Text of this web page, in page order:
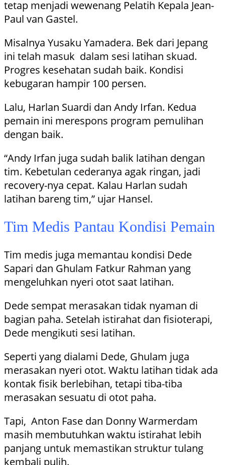
tetap menjadi wewenang Pelatih Kepala Jean-
Paul van Gastel.
Misalnya Yusaku Yamadera. Bek dari Jepang
ini telah masuk dalam sesi latihan skuad.
Progres kesehatan sudah baik. Kondisi
kebugaran hampir 100 persen.
Lalu, Harlan Suardi dan Andy Irfan. Kedua
pemain ini merespons program pemulihan
dengan baik.
“Andy Irfan juga sudah balik latihan dengan
tim. Kebetulan cederanya agak ringan, jadi
recovery-nya cepat. Kalau Harlan sudah
latihan bareng tim,” ujar Hansel.
Tim Medis Pantau Kondisi Pemain
Tim medis juga memantau kondisi Dede
Sapari dan Ghulam Fatkur Rahman yang
mengeluhkan nyeri otot saat latihan.
Dede sempat merasakan tidak nyaman di
bagian paha. Setelah istirahat dan fisioterapi,
Dede mengikuti sesi latihan.
Seperti yang dialami Dede, Ghulam juga
merasakan nyeri otot. Waktu latihan tidak ada
kontak fisik berlebihan, tetapi tiba-tiba
merasakan sesuatu di otot paha.
Tapi, Anton Fase dan Donny Warmerdam
masih membutuhkan waktu istirahat lebih
panjang untuk memastikan struktur tulang
kembali pulih.